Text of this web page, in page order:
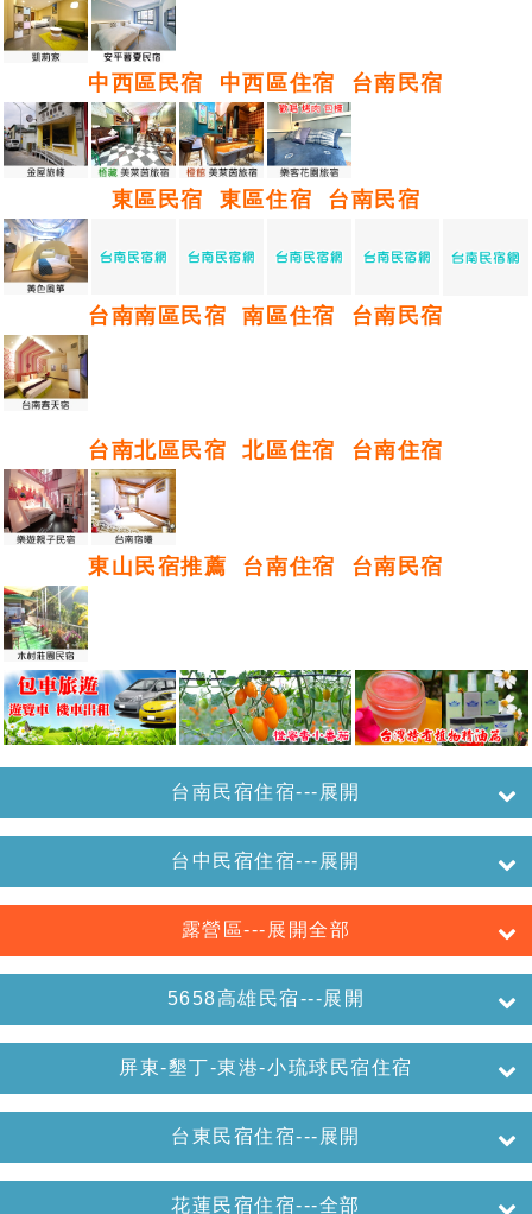
中西區民宿 中西區住宿 台南民宿
東區民宿 東區住宿 台南民宿
台南南區民宿 南區住宿 台南民宿
台南北區民宿 北區住宿 台南住宿
東山民宿推薦 台南住宿 台南民宿
台南民宿住宿---展開
台中民宿住宿---展開
露營區---展開全部
5658高雄民宿---展開
屏東-墾丁-東港-小琉球民宿住宿
台東民宿住宿---展開
花蓮民宿住宿---全部